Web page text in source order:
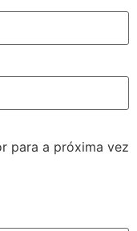
para a próxima vez